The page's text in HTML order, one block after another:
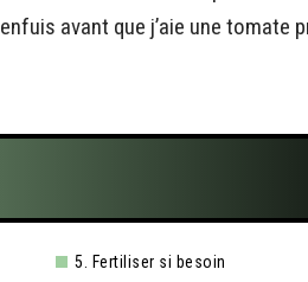
avant que j’aie une tomate
5. Fertiliser si besoin